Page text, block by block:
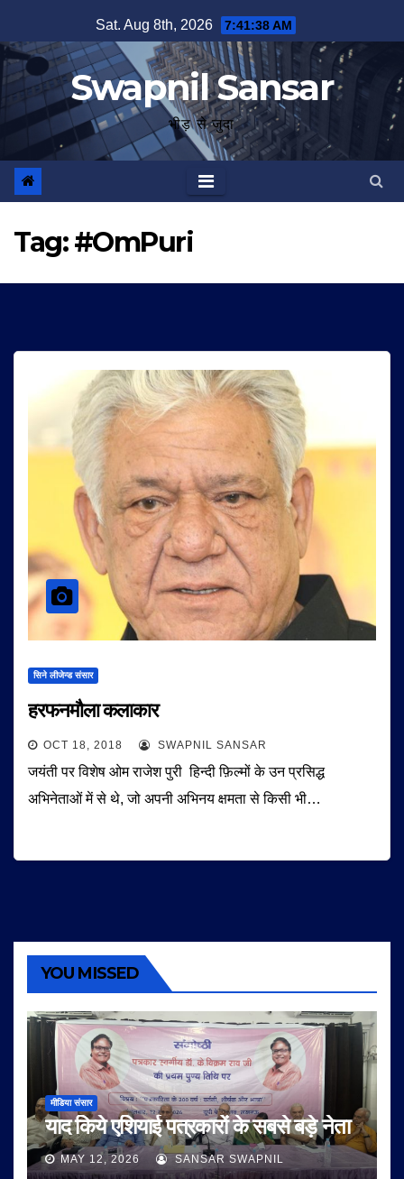
to
content
Sat. Aug 8th, 2026 7:41:39 AM
Swapnil Sansar
भीड़ से जुदा
Tag:#OmPuri
सिने लीजेन्ड संसार
हरफनमौला कलाकार
OCT 18, 2018 SWAPNIL SANSAR
जयंती पर विशेष ओम राजेश पुरी हिन्दी फ़िल्मों के उन प्रसिद्ध
अभिनेताओं में से थे, जो अपनी अभिनय क्षमता से किसी भी…
YOU MISSED
मीडिया संसार
याद किये एशियाई पत्रकारों के सबसे बड़े नेता
MAY 12, 2026 SANSAR SWAPNIL